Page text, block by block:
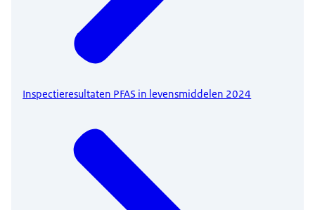
Inspectieresultaten PFAS in levensmiddelen 2024